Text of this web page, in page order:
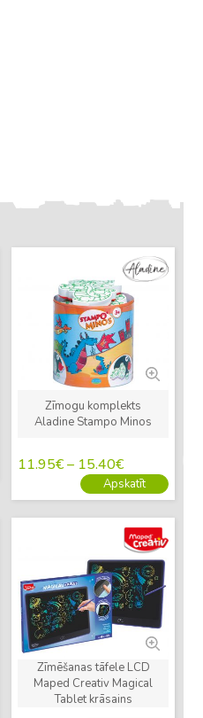
Zīmogu komplekts
Aladine Stampo Minos
11.95€– 15.40€
Apskatīt
Zīmēšanas tāfele LCD
Maped Creativ Magical
Tablet krāsains